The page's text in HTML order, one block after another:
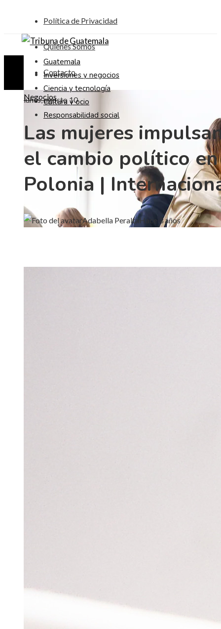
Política de Privacidad
Quiénes Somos
Contacto
lunes, agosto 10
Guatemala
Inversiones y negocios
Ciencia y tecnología
Cultura y ocio
Responsabilidad social
Negocios
Las mujeres
el cambio político en
Polonia |
Adabella PeraltaHace 3 años